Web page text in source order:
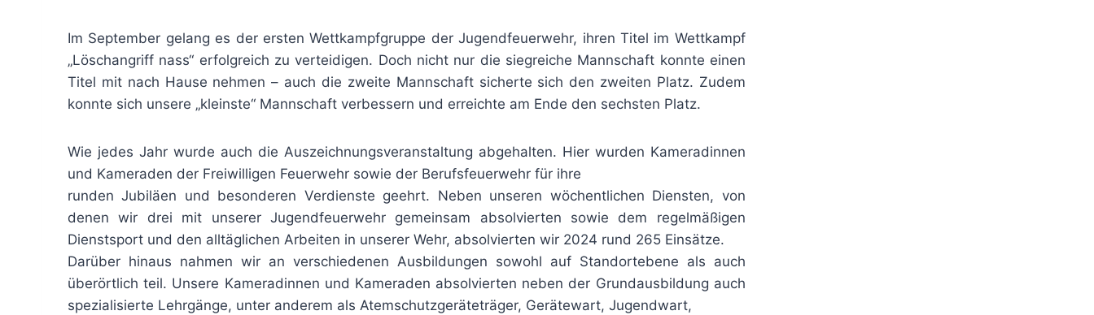
Im September gelang es der ersten Wettkampfgruppe der Jugendfeuerwehr, ihren Titel im Wettkampf
„Löschangriff nass“ erfolgreich zu verteidigen. Doch nicht nur die siegreiche Mannschaft konnte einen
Titel mit nach Hause nehmen – auch die zweite Mannschaft sicherte sich den zweiten Platz. Zudem
konnte sich unsere „kleinste“ Mannschaft verbessern und erreichte am Ende den sechsten Platz.
Wie jedes Jahr wurde auch die Auszeichnungsveranstaltung abgehalten. Hier wurden Kameradinnen
und Kameraden der Freiwilligen Feuerwehr sowie der Berufsfeuerwehr für ihre
runden Jubiläen und besonderen Verdienste geehrt. Neben unseren wöchentlichen Diensten, von
denen wir drei mit unserer Jugendfeuerwehr gemeinsam absolvierten sowie dem regelmäßigen
Dienstsport und den alltäglichen Arbeiten in unserer Wehr, absolvierten wir 2024 rund 265 Einsätze.
Darüber hinaus nahmen wir an verschiedenen Ausbildungen sowohl auf Standortebene als auch
überörtlich teil. Unsere Kameradinnen und Kameraden absolvierten neben der Grundausbildung auch
spezialisierte Lehrgänge, unter anderem als Atemschutzgeräteträger, Gerätewart, Jugendwart,